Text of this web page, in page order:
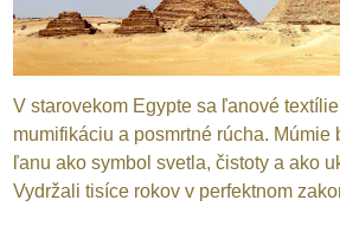
V starovekom Egypte sa ľanové
mumifikáciu a posmrtné rúcha. Múmie
ľanu ako symbol svetla, čistoty a ako
Vydržali tisíce rokov v perfektnom